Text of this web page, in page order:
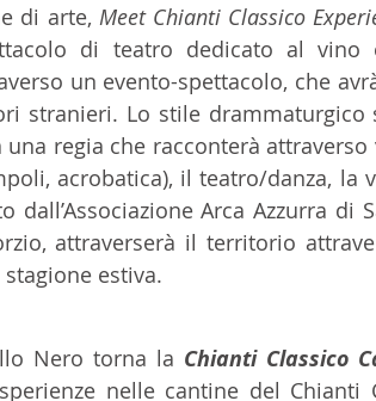
di arte, Meet Chianti Classico
di teatro dedicato al
un evento-spettacolo, che
stranieri. Lo stile drammaturgico
regia che racconterà
acrobatica), il teatro/danza, la
Arca Azzurra di
attraverserà il territorio
estiva.
Nero torna la Chianti Classico
nelle cantine del Chianti